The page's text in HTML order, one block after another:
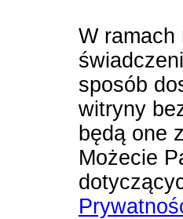
W
sposób
witryny
będą one
Możecie